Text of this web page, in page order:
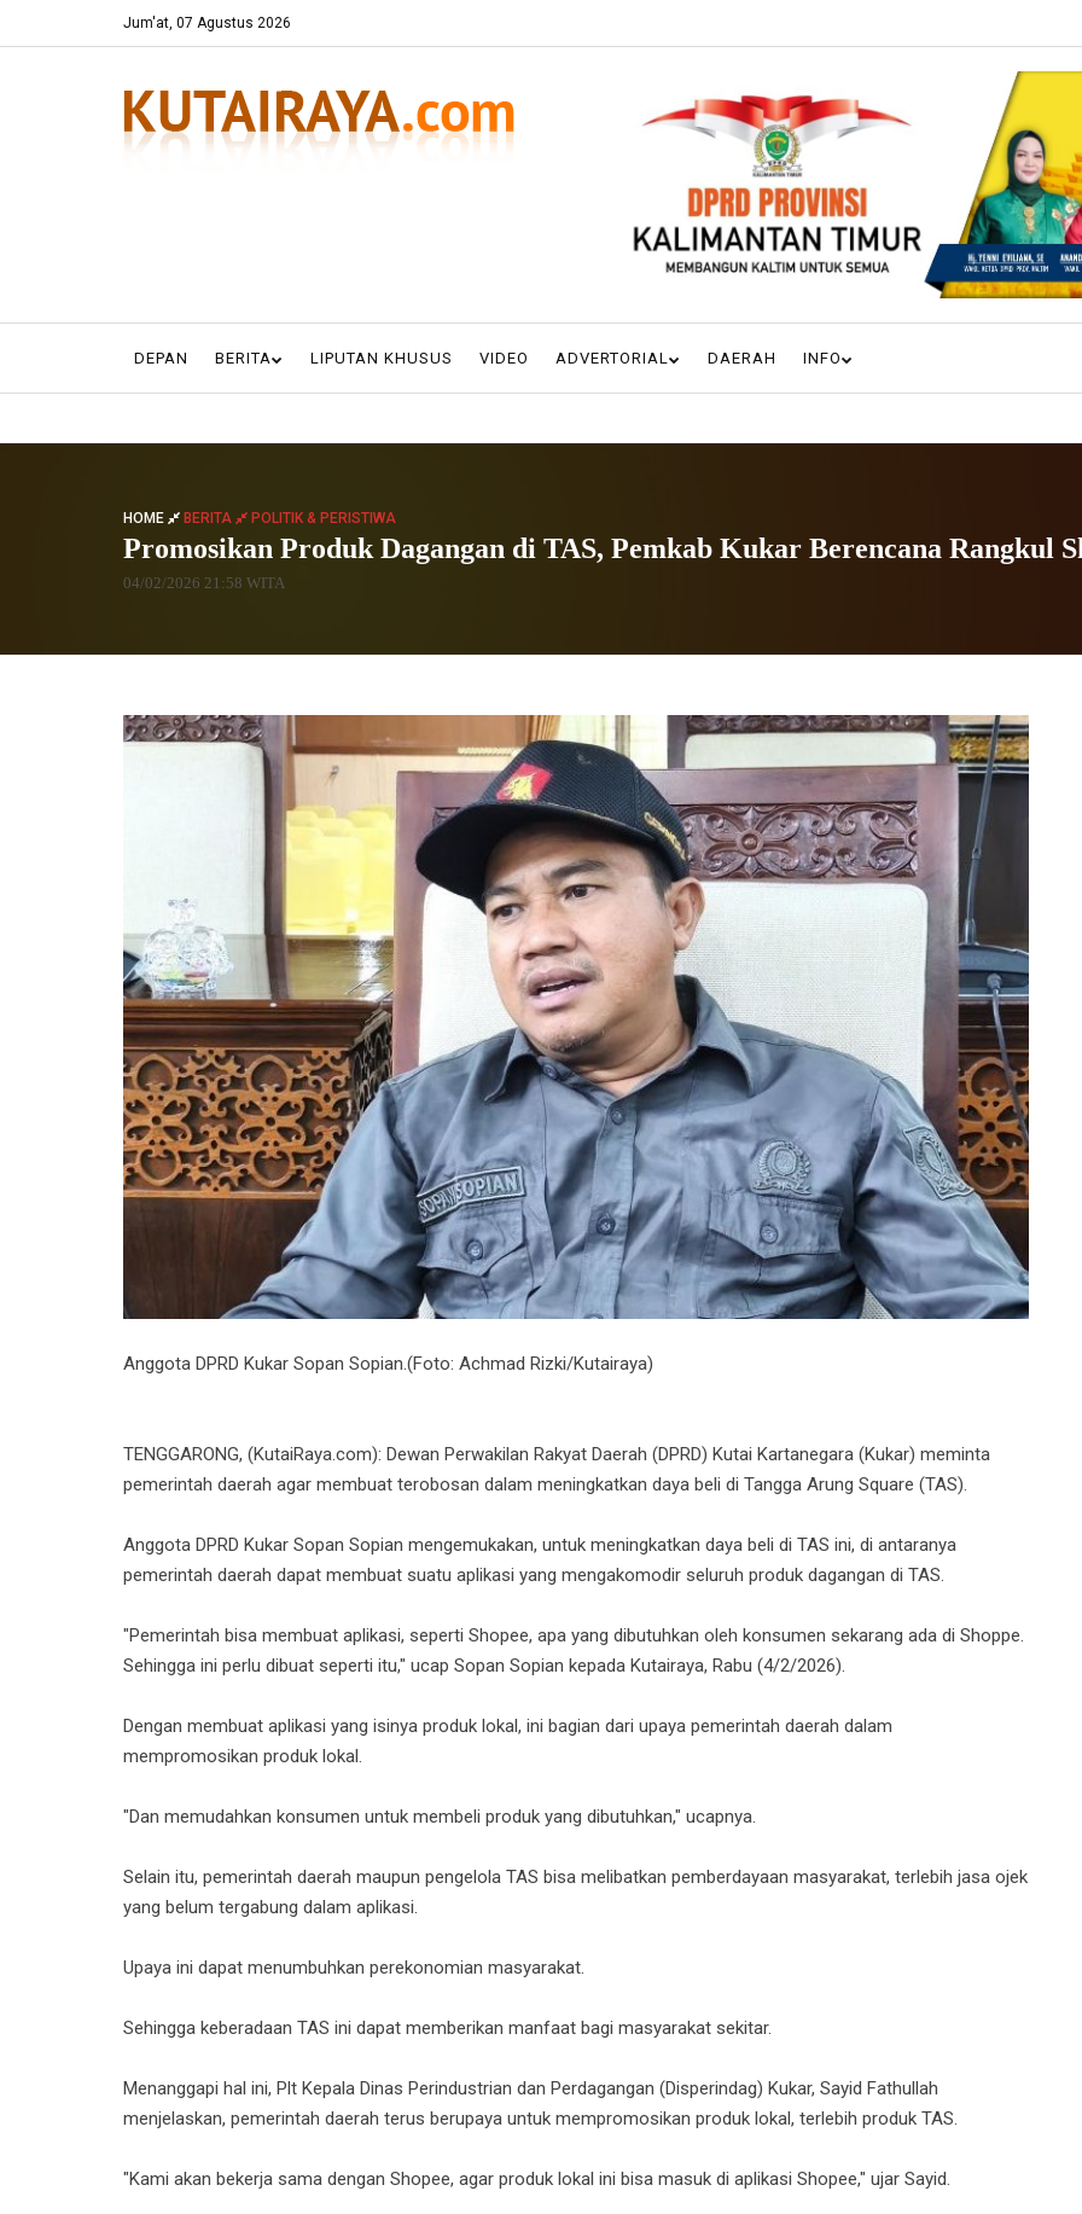
Jum'at, 07 Agustus 2026
DEPAN BERITA LIPUTAN KHUSUS VIDEO ADVERTORIAL DAERAH INFO
HOME BERITA POLITIK & PERISTIWA
Promosikan Produk Dagangan di TAS, Pemkab Kukar Berencana Rangkul
04/02/2026 21:58 WITA
Anggota DPRD Kukar Sopan Sopian.(Foto: Achmad Rizki/Kutairaya)
TENGGARONG, (KutaiRaya.com): Dewan Perwakilan Rakyat Daerah (DPRD) Kutai Kartanegara (Kukar) meminta
pemerintah daerah agar membuat terobosan dalam meningkatkan daya beli di Tangga Arung Square (TAS).
Anggota DPRD Kukar Sopan Sopian mengemukakan, untuk meningkatkan daya beli di TAS ini, di antaranya
pemerintah daerah dapat membuat suatu aplikasi yang mengakomodir seluruh produk dagangan di TAS.
"Pemerintah bisa membuat aplikasi, seperti Shopee, apa yang dibutuhkan oleh konsumen sekarang ada di Shoppe.
Sehingga ini perlu dibuat seperti itu," ucap Sopan Sopian kepada Kutairaya, Rabu (4/2/2026).
Dengan membuat aplikasi yang isinya produk lokal, ini bagian dari upaya pemerintah daerah dalam
mempromosikan produk lokal.
"Dan memudahkan konsumen untuk membeli produk yang dibutuhkan," ucapnya.
Selain itu, pemerintah daerah maupun pengelola TAS bisa melibatkan pemberdayaan masyarakat, terlebih jasa ojek
yang belum tergabung dalam aplikasi.
Upaya ini dapat menumbuhkan perekonomian masyarakat.
Sehingga keberadaan TAS ini dapat memberikan manfaat bagi masyarakat sekitar.
Menanggapi hal ini, Plt Kepala Dinas Perindustrian dan Perdagangan (Disperindag) Kukar, Sayid Fathullah
menjelaskan, pemerintah daerah terus berupaya untuk mempromosikan produk lokal, terlebih produk TAS.
"Kami akan bekerja sama dengan Shopee, agar produk lokal ini bisa masuk di aplikasi Shopee," ujar Sayid.